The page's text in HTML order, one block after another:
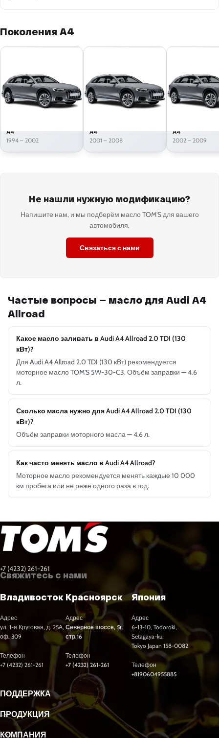
Поколения A4
A4
1994 – 2002
A4
2001 – 2008
A4
2002 – 2009
Не нашли нужную модификацию?
Напишите нам, и мы подберём масло TOM'S для вашего
автомобиля.
Связаться с нами
Частые вопросы — масло для Audi A4
Allroad
Какое масло заливать в Audi A4 Allroad 2.0 TDI (130
кВт)?
Для Audi A4 Allroad 2.0 TDI (130 кВт) рекомендуется
моторное масло TOM'S 5W-30-C3. Объём заправки — 4.6
л.
Сколько масла нужно для Audi A4 Allroad 2.0 TDI (130
кВт)?
Объём заправки моторного масла — 4.6 л.
Как часто менять масло в Audi A4 Allroad?
Моторное масло рекомендуется менять каждые 10 000
км пробега или не реже одного раза в год.
+7 (4232) 261-261
Свяжитесь с нами
Владивосток
Адрес
ул. 1-я Круговая, д. 25А,
оф. 309
Телефон
+7 (4232) 261-261
Красноярск
Адрес
Северное шоссе, 5г,
стр.16
Телефон
+7 (4232) 261-261
Япония
Адрес
6-13-10, Todoroki,
Setagaya-ku,
Tokyo Japan 158-0082
Телефон
+8190604955885
ПОДДЕРЖКА
ПРОДУКЦИЯ
КОМПАНИЯ